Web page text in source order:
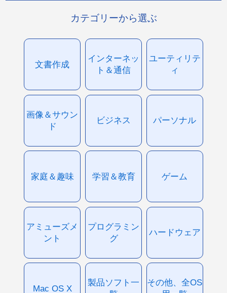
カテゴリーから選ぶ
文書作成
インターネッ
ト＆通信
ユーティリテ
ィ
画像＆サウン
ド
ビジネス パーソナル
家庭＆趣味 学習＆教育 ゲーム
アミューズメ
ント
プログラミン
グ
ハードウェア
Mac OS X
製品ソフト一
その他、全OS